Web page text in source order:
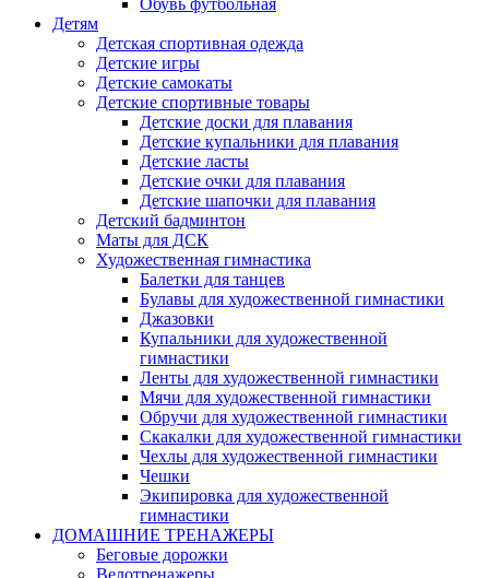
Детям
Детская спортивная одежда
Детские игры
Детские самокаты
Детские спортивные товары
Детские доски для плавания
Детские купальники для плавания
Детские ласты
Детские очки для плавания
Детские шапочки для плавания
Детский бадминтон
Маты для ДСК
Художественная гимнастика
Балетки для танцев
Булавы для художественной гимнастики
Джазовки
Купальники для художественной
гимнастики
Ленты для художественной гимнастики
Мячи для художественной гимнастики
Обручи для художественной гимнастики
Скакалки для художественной гимнастики
Чехлы для художественной гимнастики
Чешки
Экипировка для художественной
гимнастики
ДОМАШНИЕ ТРЕНАЖЕРЫ
Беговые дорожки
Велотренажеры